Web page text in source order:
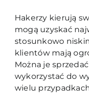
Hakerzy kierują
mogą uzyskać
stosunkowo
klientów mają
Można je
wykorzystać do
wielu